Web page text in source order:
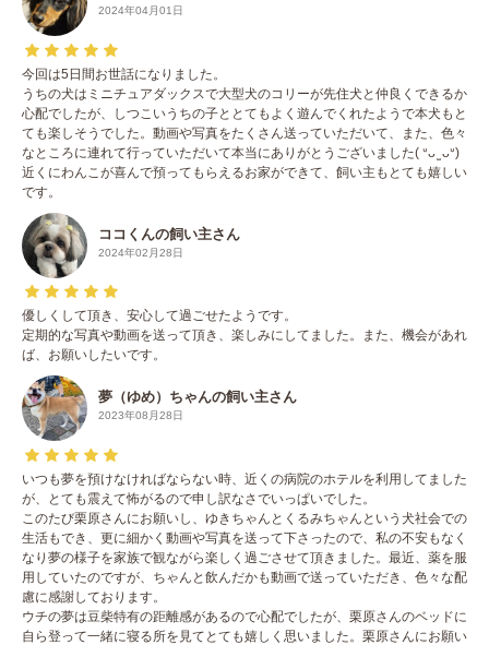
2024年04月01日
今回は5日間お世話になりました。
うちの犬はミニチュアダックスで大型犬のコリーが先住犬と仲良くできるか
心配でしたが、しつこいうちの子ととてもよく遊んでくれたようで本犬もと
ても楽しそうでした。動画や写真をたくさん送っていただいて、また、色々
なところに連れて行っていただいて本当にありがとうございました( ᐡᴗ ̫ ᴗᐡ)
近くにわんこが喜んで預ってもらえるお家ができて、飼い主もとても嬉しい
です。
ココくんの飼い主さん
2024年02月28日
優しくして頂き、安心して過ごせたようです。
定期的な写真や動画を送って頂き、楽しみにしてました。また、機会があれ
ば、お願いしたいです。
夢（ゆめ）ちゃんの飼い主さん
2023年08月28日
いつも夢を預けなければならない時、近くの病院のホテルを利用してました
が、とても震えて怖がるので申し訳なさでいっぱいでした。
このたび栗原さんにお願いし、ゆきちゃんとくるみちゃんという犬社会での
生活もでき、更に細かく動画や写真を送って下さったので、私の不安もなく
なり夢の様子を家族で観ながら楽しく過ごさせて頂きました。最近、薬を服
用していたのですが、ちゃんと飲んだかも動画で送っていただき、色々な配
慮に感謝しております。
ウチの夢は豆柴特有の距離感があるので心配でしたが、栗原さんのベッドに
自ら登って一緒に寝る所を見てとても嬉しく思いました。栗原さんにお願い